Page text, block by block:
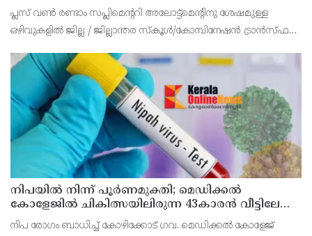
പ്ലസ് വൺ രണ്ടാം സപ്ലിമെന്ററി അലോട്ട്‌മെന്റിനു ശേഷമുള്ള
ഒഴിവുകളിൽ ജില്ല / ജില്ലാന്തര സ്‌കൂൾ/കോമ്പിനേഷൻ ട്രാൻസ്ഫർ
വൈകിട്ട് 4 മണി വരെ നൽകിയിരുന്നു
നിപയിൽ നിന്ന് പൂർണമുക്തി; മെഡിക്കൽ
കോളേജിൽ ചികിത്സയിലിരുന്ന 43കാരൻ വീട്ടിലേക്ക്
മടങ്ങി
നിപ രോഗം ബാധിച്ച് കോഴിക്കോട് ഗവ. മെഡിക്കൽ കോളേജ്